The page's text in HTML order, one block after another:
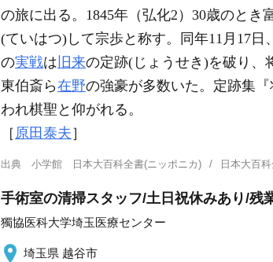
の旅に出る。1845年（弘化2）30歳のとき
(ていはつ)して宗歩と称す。同年11月17日
の実戦は 旧来の定跡(じょうせき)を破り、
東伯斎ら在野の強豪が多数いた。定跡集
われ棋聖と仰がれる。
［ 原田泰夫］
出典 小学館 日本大百科全書(ニッポニカ) 日本大百
手術室の清掃スタッフ/土日祝休みあり/残
獨協医科大学埼玉医療センター
埼玉県 越谷市